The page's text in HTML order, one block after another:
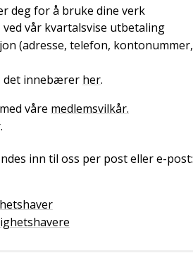
deg for å bruke dine verk
vår kvartalsvise utbetaling
(adresse, telefon,
det innebærer her.
våre medlemsvilkår.
inn til oss per post eller e-post: